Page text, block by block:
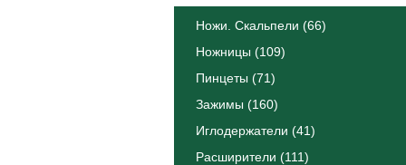
Ножи. Скальпели (66)
Ножницы (109)
Пинцеты (71)
Зажимы (160)
Иглодержатели (41)
Расширители (111)